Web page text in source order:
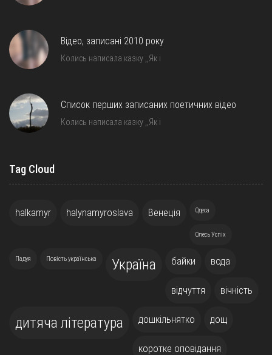
Відео, записані 2010 року
Колись написала казку ,,Як і
Список перших записаних поетичних відео
Колись написала казку ,,Як і
Tag Cloud
halkamyr halynamyroslava Венеція Одеса
Олесь Успіх
Падуя Повість українська Україна байки вода
відчуття вічність
дитяча література дошкільнятко дощ
коротке оповідання